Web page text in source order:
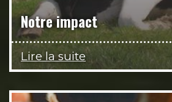
Notre impact
Lire la suite